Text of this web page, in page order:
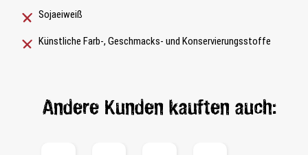
Sojaeiweiß
Künstliche Farb-, Geschmacks- und Konservierungsstoffe
Andere Kunden kauften auch: